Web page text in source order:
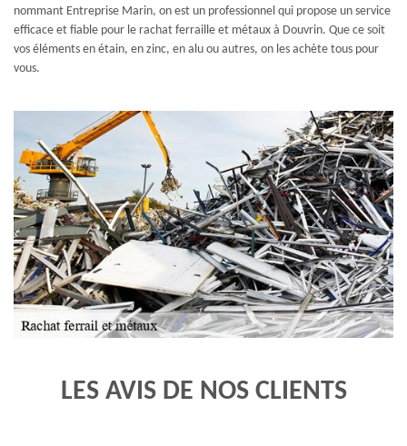
nommant Entreprise Marin, on est un professionnel qui propose un service
efficace et fiable pour le rachat ferraille et métaux à Douvrin. Que ce soit
vos éléments en étain, en zinc, en alu ou autres, on les achète tous pour
vous.
LES AVIS DE NOS CLIENTS